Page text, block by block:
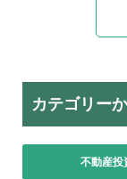
カテゴリー
不動産投